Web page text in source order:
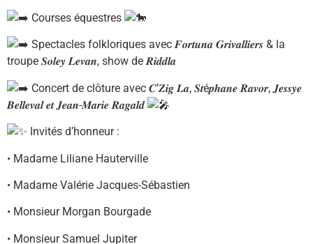
Courses équestres
Spectacles folkloriques avec 𝑭𝒐𝒓𝒕𝒖𝒏𝒂 𝑮𝒓𝒊𝒗𝒂𝒍𝒍𝒊𝒆𝒓𝒔 & la
troupe 𝑺𝒐𝒍𝒆𝒚 𝑳𝒆𝒗𝒂𝒏, show de 𝑹𝒊𝒅𝒅𝒍𝒂
Concert de clôture avec 𝑪’𝒁𝒊𝒈 𝑳𝒂, 𝑺𝒕é𝒑𝒉𝒂𝒏𝒆 𝑹𝒂𝒗𝒐𝒓, 𝑱𝒆𝒔𝒔𝒚𝒆
𝑩𝒆𝒍𝒍𝒆𝒗𝒂𝒍 𝒆𝒕 𝑱𝒆𝒂𝒏-𝑴𝒂𝒓𝒊𝒆 𝑹𝒂𝒈𝒂𝒍𝒅
Invités d’honneur :
• Madame Liliane Hauterville
• Madame Valérie Jacques-Sébastien
• Monsieur Morgan Bourgade
• Monsieur Samuel Jupiter